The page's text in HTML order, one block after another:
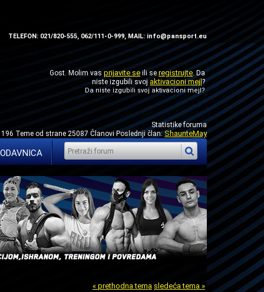
TELEFON: 021/820-555, 062/111-0-999, MAIL: info@pansport.eu
Gost. Molim vas prijavite se ili seregistrujte. Da
niste izgubili svojaktivacioni mejl?
Da niste izgubili svojaktivacioni mejl?
Statistike foruma
Teme od strane 25087 Članovi Poslednji član:ShaunteMay
« prethodna tema sledeća tema »